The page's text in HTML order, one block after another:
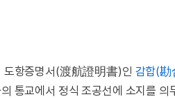
도항증명서(渡航證明書)인 감합(勘
통교에서 정식 조공선에 소지를 의